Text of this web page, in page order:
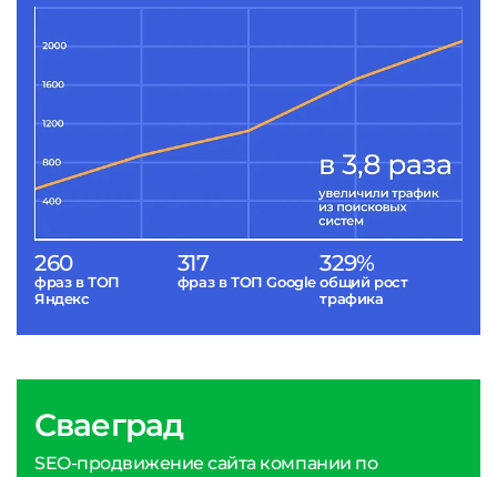
260
фраз в ТОП
Яндекс
317
фраз в ТОП Google
329%
общий рост
трафика
Сваеград
SEO-продвижение сайта компании по